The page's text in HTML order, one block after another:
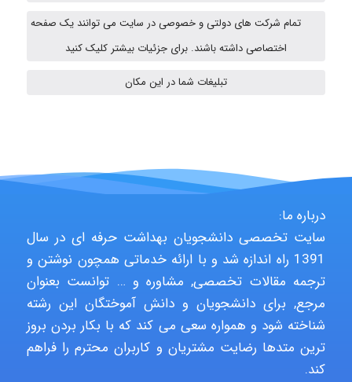
Niloofar
USER124
تمام شرکت های دولتی و خصوصی در سایت می توانند یک صفحه
اختصاصی داشته باشند. برای جزئیات بیشتر کلیک کنید
تبلیغات شما در این مکان
درباره ما:
سایت تخصصی دانشجویان بهداشت حرفه ای در سال
1391 راه اندازه شد و با ارائه خدماتی همچون نوشتن و
ترجمه مقالات تخصصی, مشاوره و … توانست بعنوان
مرجع, برای دانشجویان و دانش آموختگان این رشته
شناخته شود و همواره سعی می کند که با بکار بردن بروز
ترین متدها رضایت مشتریان و کاربران محترم را فراهم
کند.